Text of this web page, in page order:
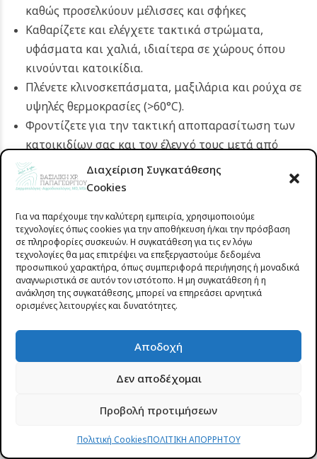
Διαχείριση Συγκατάθεσης
Cookies
Για να παρέχουμε την καλύτερη εμπειρία, χρησιμοποιούμε
τεχνολογίες όπως cookies για την αποθήκευση ή/και την πρόσβαση
σε πληροφορίες συσκευών. Η συγκατάθεση για τις εν λόγω
τεχνολογίες θα μας επιτρέψει να επεξεργαστούμε δεδομένα
προσωπικού χαρακτήρα, όπως συμπεριφορά περιήγησης ή μοναδικά
αναγνωριστικά σε αυτόν τον ιστότοπο. Η μη συγκατάθεση ή η
ανάκληση της συγκατάθεσης, μπορεί να επηρεάσει αρνητικά
ορισμένες λειτουργίες και δυνατότητες.
Αποδοχή
Δεν αποδέχομαι
Προβολή προτιμήσεων
Πολιτική CookiesΠΟΛΙΤΙΚΗ ΑΠΟΡΡΗΤΟΥ
καθώς προσελκύουν μέλισσες και σφήκες
Καθαρίζετε και ελέγχετε τακτικά στρώματα,
υφάσματα και χαλιά, ιδιαίτερα σε χώρους όπου
κινούνται κατοικίδια.
Πλένετε κλινοσκεπάσματα, μαξιλάρια και ρούχα σε
υψηλές θερμοκρασίες (>60°C).
Φροντίζετε για την τακτική αποπαρασίτωση των
κατοικιδίων σας και τον έλεγχό τους μετά από
βόλτες στη φύση.
Αποφεύγετε την αγορά μεταχειρισμένων επίπλων
Για άτομα με γνωστό ιστορικό σοβαρής αλλεργίας
σε τσιμπήματα, είναι απαραίτητη η συνεχής
μεταφορά αυτοενιέσιμης αδρεναλίνης και η
ενημέρωση των οικείων.
Γνωρίστε την δερματολόγο-
Αφροδισιολόγο στο Αγρίνιο,
Βασιλική Παπαγεωργίου
Βασιλική Παπαγεωργίου, Δερματολόγος-
Αφροδισιολόγος στο Αγρίνιο, γεννήθηκε και μεγάλωσε